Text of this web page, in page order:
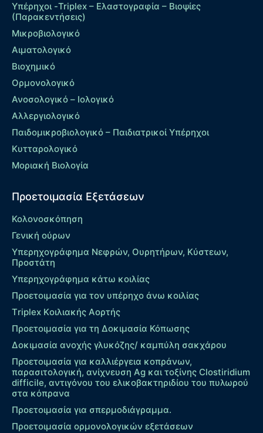
Υπέρηχοι -Triplex – Eλαστογραφία – Βιοψίες
(Παρακεντήσεις)
Μικροβιολογικό
Αιματολογικό
Βιοχημικό
Ορμονολογικό
Ανοσολογικό – Ιολογικό
Αλλεργιολογικό
Παιδομικροβιολογικό – Παιδιατρικοί Υπέρηχοι
Κυτταρολογικό
Μοριακή Βιολογία
Προετοιμασία Εξετάσεων
Κολονοσκόπηση
Γενική ούρων
Υπερηχογράφημα Νεφρών, Ουρητήρων, Κύστεων,
Προστάτη
Υπερηχογράφημα κάτω κοιλίας
Προετοιμασία για τον υπέρηχο άνω κοιλίας
Τriplex Kοιλιακής Αορτής
Προετοιμασία για τη Δοκιμασία Κόπωσης
Δοκιμασία ανοχής γλυκόζης/ καμπύλη σακχάρου
Προετοιμασία για καλλιέργεια κοπράνων,
παρασιτολογική, ανίχνευση Ag και τοξίνης Clostiridium
difficile, αντιγόνου του ελικοβακτηριδίου του πυλωρού
στα κόπρανα
Προετοιμασία για σπερμοδιάγραμμα.
Προετοιμασία ορμονολογικών εξετάσεων